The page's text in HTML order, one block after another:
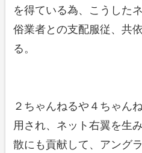
を得ている為、こうした
俗業者との支配服従、共
る。
２ちゃんねるや４ちゃん
用され、ネット右翼を生
散にも貢献して、アング